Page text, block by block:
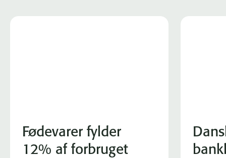
Fødevarer fylder
12% af forbruget